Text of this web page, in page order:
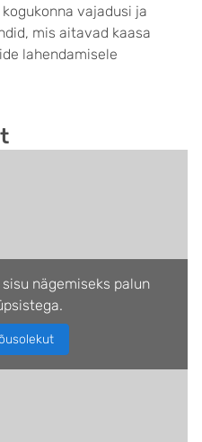
vajadusi ja
mis aitavad kaasa
lahendamisele
nägemiseks palun